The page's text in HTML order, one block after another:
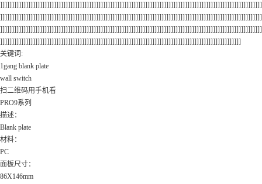
]]]]]]]]]]]]]]]]]]]]]]]]]]]]]]]]]]]]]]]]]]]]]]]]]]]]]]]]]]]]]]]]]]]]]]]]]]]]]]]]]]]]]]]]]]]]]]]]]]]]]]]]]]]]]]]]
]]]]]]]]]]]]]]]]]]]]]]]]]]]]]]]]]]]]]]]]]]]]]]]]]]]]]]]]]]]]]]]]]]]]]]]]]]]]]]]]]]]]]]]]]]]]]]]]]]]]]]]]]]]]]]]]
]]]]]]]]]]]]]]]]]]]]]]]]]]]]]]]]]]]]]]]]]]]]]]]]]]]]]]]]]]]]]]]]]]]]]]]]]]]]]]]]]]]]]]]]]]]]]]]]]]]]]]]]]]]]]]]]
]]]]]]]]]]]]]]]]]]]]]]]]]]]]]]]]]]]]]]]]]]]]]]]]]]]]]]]]]]]]]]]]]]]]]]]]]]]]]]]]]]]]]]]]]]]]]]]]]]]]]]]
关键词:
1gang blank plate
wall switch
扫二维码用手机看
PRO9系列
描述：
Blank plate
材料：
PC
面板尺寸：
86X146mm